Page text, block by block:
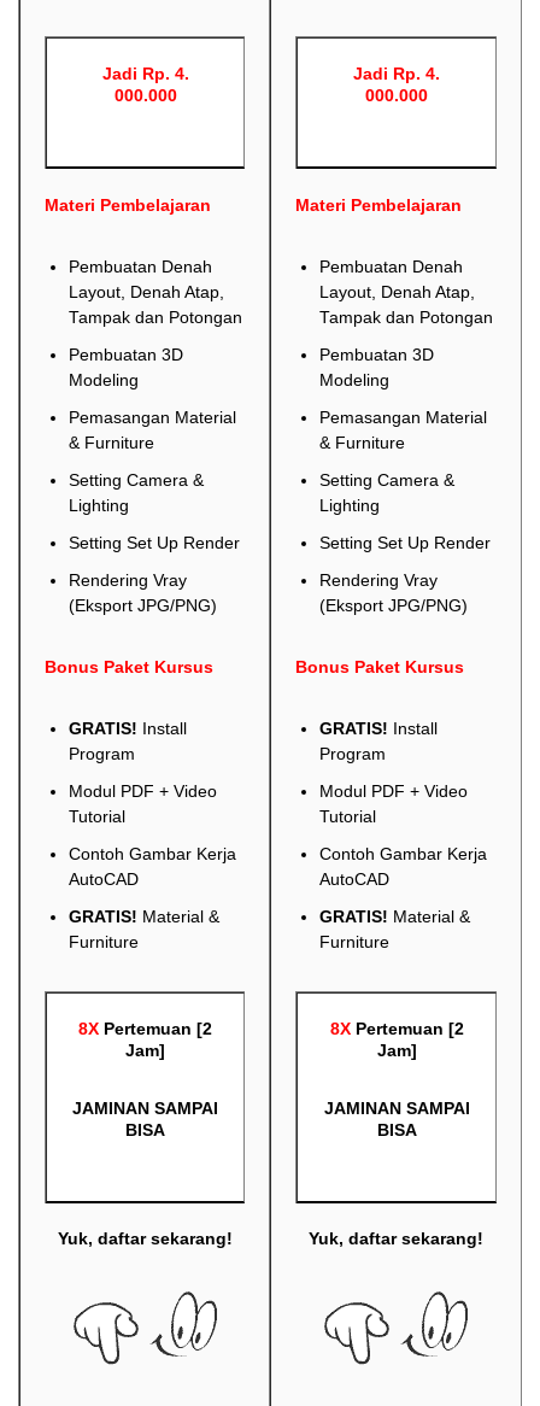
Jadi Rp. 4.
000.000
Materi Pembelajaran
Pembuatan Denah
Layout, Denah Atap,
Tampak dan Potongan
Pembuatan 3D
Modeling
Pemasangan Material
& Furniture
Setting Camera &
Lighting
Setting Set Up Render
Rendering Vray
(Eksport JPG/PNG)
Bonus Paket Kursus
GRATIS! Install
Program
Modul PDF + Video
Tutorial
Contoh Gambar Kerja
AutoCAD
GRATIS! Material &
Furniture
8X Pertemuan [2
Jam]
JAMINAN SAMPAI
BISA
Yuk, daftar sekarang!
Jadi Rp. 4.
000.000
Materi Pembelajaran
Pembuatan Denah
Layout, Denah Atap,
Tampak dan Potongan
Pembuatan 3D
Modeling
Pemasangan Material
& Furniture
Setting Camera &
Lighting
Setting Set Up Render
Rendering Vray
(Eksport JPG/PNG)
Bonus Paket Kursus
GRATIS! Install
Program
Modul PDF + Video
Tutorial
Contoh Gambar Kerja
AutoCAD
GRATIS! Material &
Furniture
8X Pertemuan [2
Jam]
JAMINAN SAMPAI
BISA
Yuk, daftar sekarang!